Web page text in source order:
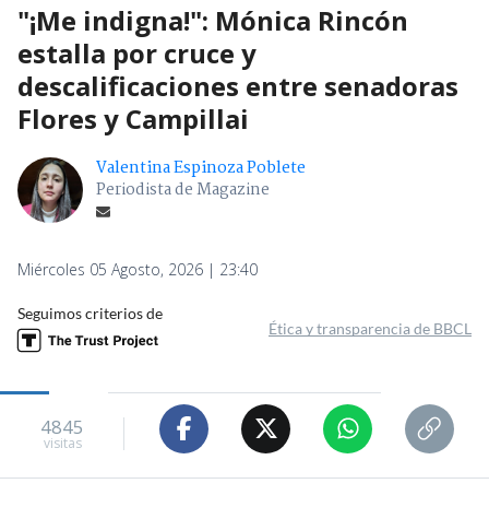
"¡Me indigna!": Mónica Rincón
estalla por cruce y
descalificaciones entre senadoras
Flores y Campillai
Valentina Espinoza Poblete
Periodista de Magazine
Miércoles 05 Agosto, 2026 | 23:40
Seguimos criterios de
Ética y transparencia de BBCL
4845
visitas